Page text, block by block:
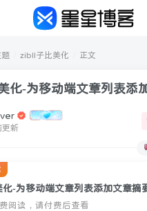
题 zibll子比美化 正文
化-为移动端文章列表添
更新
化-为移动端文章列表添加文章摘
阅读，请付费后查看